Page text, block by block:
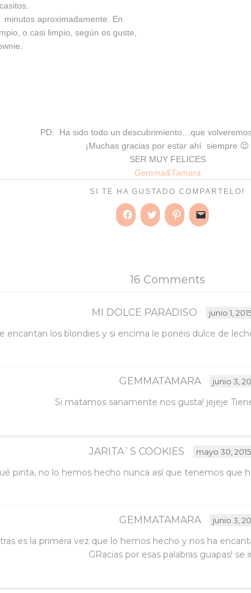
aproximadamente. En
o casi limpio, según os guste,
PD: Ha sido todo un descubrimiento…que
¡Muchas gracias por estar ahí siempre 😉
SER MUY FELICES
Gemma&Tamara
SI TE HA GUSTADO COMPARTELO!
Haz
abre
nueva)
Haz
abre
nueva)
Haz
abre
nueva)
Haz
correo
amigo
(Se
abre
en
16 Comments
MI DOLCE PARADISO junio 1,
encantan los blondies y si encima le ponéis dulce de
GEMMATAMARA junio 3,
Si matamos sanamente nos gusta! jejeje
JARITA`S COOKIES mayo 30,
pinta, no lo hemos hecho nunca así que tenemos que
GEMMATAMARA junio 3,
es la primera vez que lo hemos hecho y nos ha
GRacias por esas palabras guapas!